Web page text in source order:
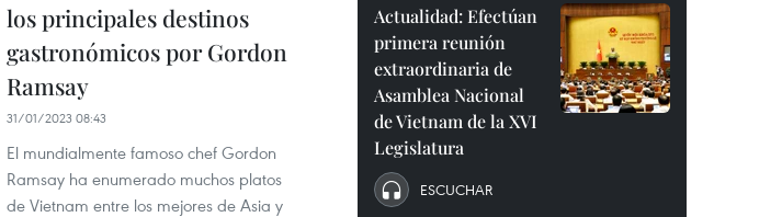
los principales destinos
gastronómicos por Gordon
Ramsay
31/01/2023 08:43
El mundialmente famoso chef Gordon
Ramsay ha enumerado muchos platos
de Vietnam entre los mejores de Asia y
Actualidad: Efectúan
primera reunión
extraordinaria de
Asamblea Nacional
de Vietnam de la XVI
Legislatura
ESCUCHAR